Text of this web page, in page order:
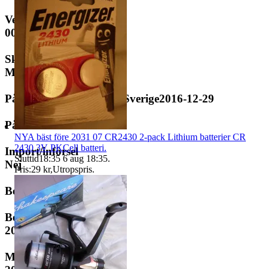
Version
00
Skyltformat, bak
MC
På ställt första gången i Sverige2016-12-29
Påställt nu.
Import/införsel
Nej
Besiktning
Besiktigas senast
2025-09-30
Mätarställning
NYA bäst före 2031 07 CR2430 2-pack Lithium batterier CR
2430 3V PKCell batteri.
Sluttid18:35 6 aug 18:35.
Pris:29 kr,Utropspris.